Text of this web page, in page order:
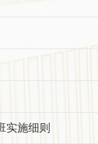
实施细则